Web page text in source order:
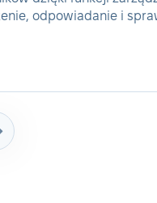
odpowiadanie i